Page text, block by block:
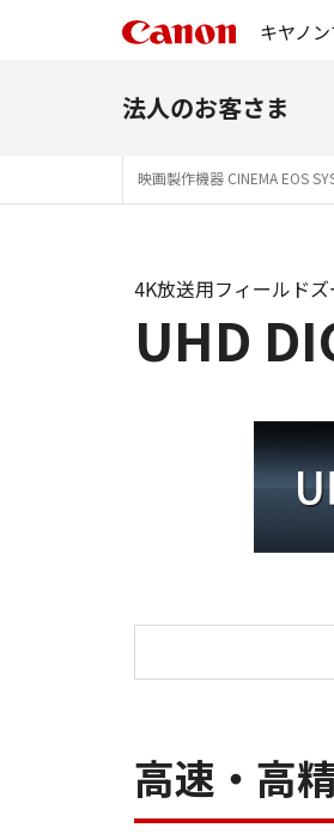
キヤノ
法人のお客さま
映画製作機器 CINEMA EOS
UHD
4K放送用フィールド
高速・高